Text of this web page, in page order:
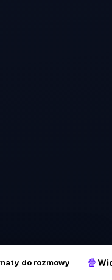
do rozmowy 🍿